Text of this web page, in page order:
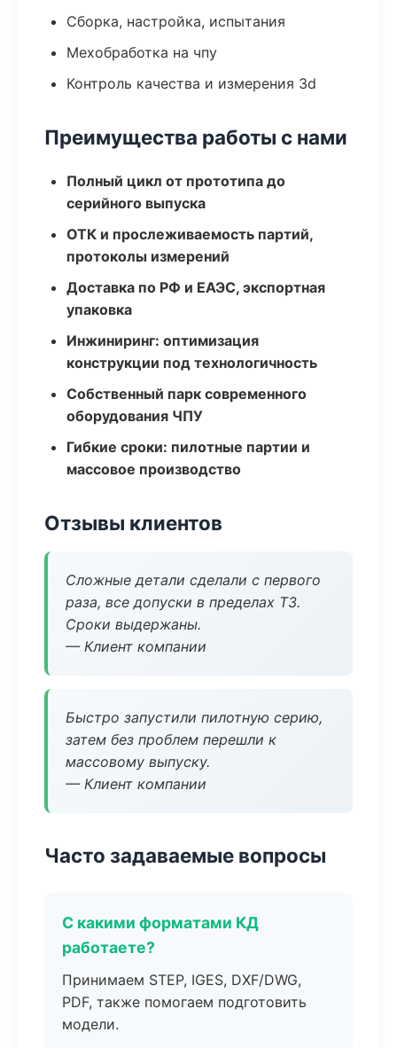
Сборка, настройка, испытания
Мехобработка на чпу
Контроль качества и измерения 3d
Преимущества работы с нами
Полный цикл от прототипа до
серийного выпуска
ОТК и прослеживаемость партий,
протоколы измерений
Доставка по РФ и ЕАЭС, экспортная
упаковка
Инжиниринг: оптимизация
конструкции под технологичность
Собственный парк современного
оборудования ЧПУ
Гибкие сроки: пилотные партии и
массовое производство
Отзывы клиентов
Сложные детали сделали с первого
раза, все допуски в пределах ТЗ.
Сроки выдержаны.
— Клиент компании
Быстро запустили пилотную серию,
затем без проблем перешли к
массовому выпуску.
— Клиент компании
Часто задаваемые вопросы
С какими форматами КД
работаете?
Принимаем STEP, IGES, DXF/DWG,
PDF, также помогаем подготовить
модели.